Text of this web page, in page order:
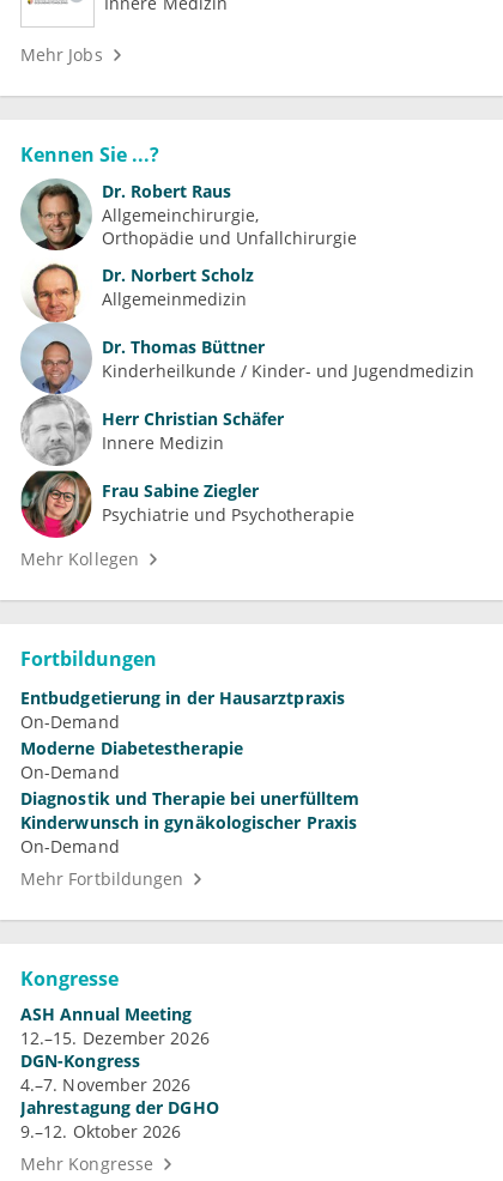
Mehr Jobs
Kennen Sie ...?
Dr. Robert Raus
Allgemeinchirurgie
Orthopädie und Unfallchirurgie
Dr. Norbert Scholz
Allgemeinmedizin
Dr. Thomas Büttner
Kinderheilkunde / Kinder- und Jugendmedizin
Herr Christian Schäfer
Innere Medizin
Frau Sabine Ziegler
Psychiatrie und Psychotherapie
Mehr Kollegen
Fortbildungen
Entbudgetierung in der Hausarztpraxis
On-Demand
Moderne Diabetestherapie
On-Demand
Diagnostik und Therapie bei unerfülltem
Kinderwunsch in gynäkologischer Praxis
On-Demand
Mehr Fortbildungen
Kongresse
ASH Annual Meeting
12.–15. Dezember 2026
DGN-Kongress
4.–7. November 2026
Jahrestagung der DGHO
9.–12. Oktober 2026
Mehr Kongresse